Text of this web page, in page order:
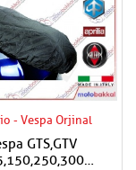
- Vespa Orjinal
GTS,GTV